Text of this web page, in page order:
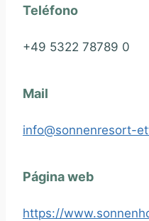
Teléfono
+49 5322 78789 0
Mail
info@sonnenresort-
Página web
https://